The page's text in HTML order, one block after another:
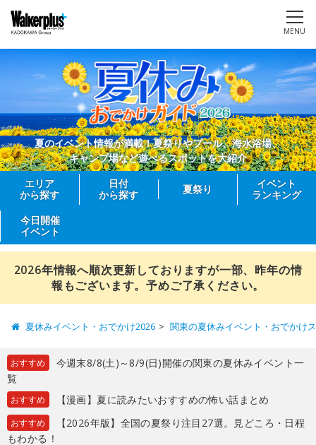
MENU
夏のイベント情報が満載！夏祭りやプール、海水浴場、
キャンプ場など遊べるスポットを大紹介
エリア
から探す
日付
から探す
夏祭り
イベント
ランキング
今日開催
イベント
2026年情報へ順次更新しておりますが一部、昨年の情
報もございます。予めご了承ください。
夏休みイベント・おでかけ2026 関東の夏休みイベント・おでかけ
おすすめ
今週末8/8(土)～8/9(日)開催の関東の夏休みイベント一
覧
おすすめ 【漫画】夏に読みたいおすすめの怖い話まとめ
おすすめ
【2026年版】全国の夏祭り注目27選。見どころ・日程
もわかる！